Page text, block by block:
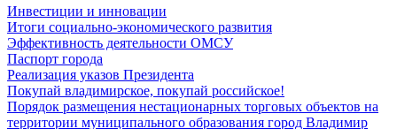
Инвестиции и инновации
Итоги социально-экономического развития
Эффективность деятельности ОМСУ
Паспорт города
Реализация указов Президента
Покупай владимирское, покупай российское!
Порядок размещения нестационарных торговых объектов на
территории муниципального образования город Владимир